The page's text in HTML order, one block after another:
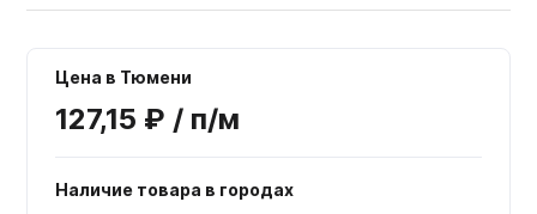
Цена в Тюмени
127,15 ₽ / п/м
Наличие товара в городах